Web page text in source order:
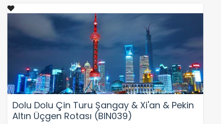
Dolu Dolu Çin Turu Şangay & Xi'an & Pekin
Altın Üçgen Rotası (BIN039)